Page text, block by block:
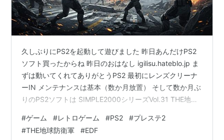
久しぶりにPS2を起動して遊びました 昨日あんだけPS2
ソフト買ったからね 昨日のおはなし igilisu.hateblo.jp ま
ずは動いてくれてありがとうPS2 最初にレンズクリーナ
ーIN メンテナンスは基本（数か月放置） そして数か月ぶ
りのPS2ソフトは SIMPLE2000シリーズVol.31 THE地球
www.d3p.co.jp 今もシリーズが続いてスピンオフも出て
いるEDFの初代、始祖、創始者、Legend 元々2をやりた
#ゲーム #レトロゲーム #PS2 #プレステ2
#THE地球防衛軍 #EDF